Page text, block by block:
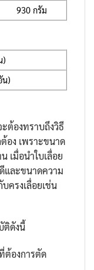
930 กรัม
)
น)
ะต้องทราบถึงวิธี
ต้อง เพราะขนาด
เมื่อนำใบเลื่อย
และขนาดความ
ครงเลื่อยเช่น
ติดังนี้
ต้องการตัด